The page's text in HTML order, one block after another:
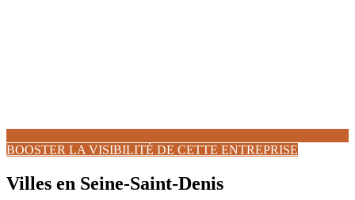
BOOSTER LA VISIBILITÉ DE CETTE ENTREPRISE
Villes en Seine-Saint-Denis